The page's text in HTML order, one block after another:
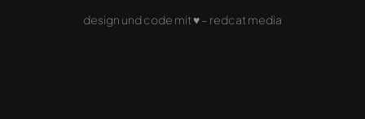
design und code mit♥– redcat media